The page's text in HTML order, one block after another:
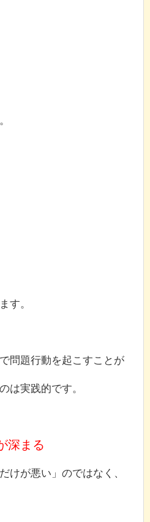
す。
問題行動を起こすことが
は実践的です。
深まる
けが悪い」のではなく、